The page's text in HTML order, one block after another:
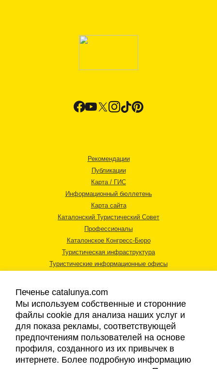
Рекомендации
Публикации
Карта / ГИС
Информационный бюллетень
Карта сайта
Каталонский Туристический Совет
Профессионалы
Каталонское Конгресс-Бюро
Туристическая инфраструктура
Туристические информационные офисы
Правовая информация
Cookies
Печенье catalunya.com
Мы используем собственные и сторонние
файлы cookie для анализа наших услуг и
для показа рекламы, соответствующей
предпочтениям пользователей на основе
профиля, созданного из их привычек в
интернете. Более подробную информацию